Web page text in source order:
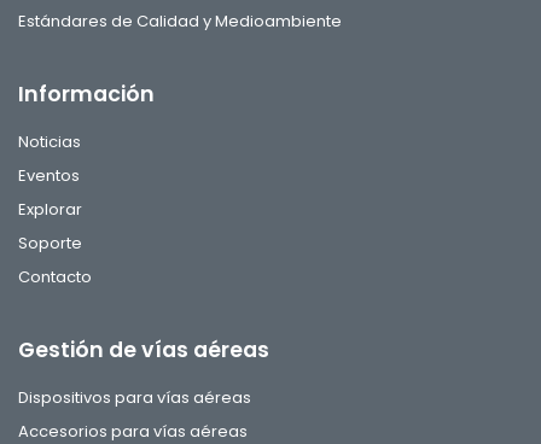
Estándares de Calidad y Medioambiente
Información
Noticias
Eventos
Explorar
Soporte
Contacto
Gestión de vías aéreas
Dispositivos para vías aéreas
Accesorios para vías aéreas